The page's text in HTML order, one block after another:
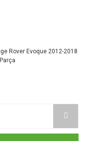
Rover Evoque 2012-2018